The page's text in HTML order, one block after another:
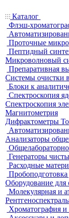
Каталог
Флэш-
Проточные
Пептидный
Микроволновый
Препаративная
Системы очистки
Блоки к
Спектроскопия
Спектроскопия
Магнитометрия
Дифрактометры
Анализаторы
Генераторы
Расходные
Пробоподготовка
Оборудование для
Молекулярная и
Хроматография и